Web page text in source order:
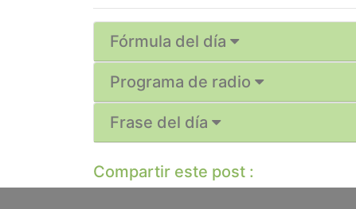
Fórmula del día
Programa de radio
Frase del día
Compartir este post :